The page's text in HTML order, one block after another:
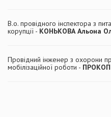
В.о. провідного інспектора з
корупції - КОНЬКОВА Альона
Провідний інженер з охорони
мобілізаційної роботи -